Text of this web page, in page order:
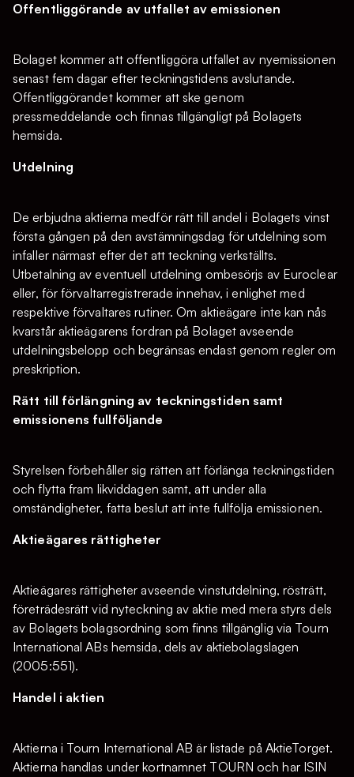
Offentliggörande av utfallet av emissionen
Bolaget kommer att offentliggöra utfallet av nyemissionen
senast fem dagar efter teckningstidens avslutande.
Offentliggörandet kommer att ske genom
pressmeddelande och finnas tillgängligt på Bolagets
hemsida.
Utdelning
De erbjudna aktierna medför rätt till andel i Bolagets vinst
första gången på den avstämningsdag för utdelning som
infaller närmast efter det att teckning verkställts.
Utbetalning av eventuell utdelning ombesörjs av Euroclear
eller, för förvaltarregistrerade innehav, i enlighet med
respektive förvaltares rutiner. Om aktieägare inte kan nås
kvarstår aktieägarens fordran på Bolaget avseende
utdelningsbelopp och begränsas endast genom regler om
preskription.
Rätt till förlängning av teckningstiden samt
emissionens fullföljande
Styrelsen förbehåller sig rätten att förlänga teckningstiden
och flytta fram likviddagen samt, att under alla
omständigheter, fatta beslut att inte fullfölja emissionen.
Aktieägares rättigheter
Aktieägares rättigheter avseende vinstutdelning, rösträtt,
företrädesrätt vid nyteckning av aktie med mera styrs dels
av Bolagets bolagsordning som finns tillgänglig via Tourn
International ABs hemsida, dels av aktiebolagslagen
(2005:551).
Handel i aktien
Aktierna i Tourn International AB är listade på AktieTorget.
Aktierna handlas under kortnamnet TOURN och har ISIN